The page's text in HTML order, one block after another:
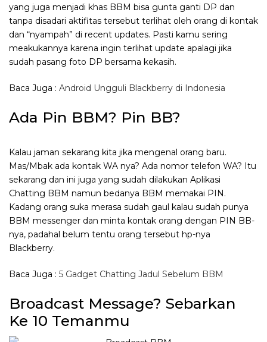
yang juga menjadi khas BBM bisa gunta ganti DP dan
tanpa disadari aktifitas tersebut terlihat oleh orang di kontak
dan “nyampah” di recent updates. Pasti kamu sering
meakukannya karena ingin terlihat update apalagi jika
sudah pasang foto DP bersama kekasih.
Baca Juga : Android Ungguli Blackberry di Indonesia
Ada Pin BBM? Pin BB?
Kalau jaman sekarang kita jika mengenal orang baru.
Mas/Mbak ada kontak WA nya? Ada nomor telefon WA? Itu
sekarang dan ini juga yang sudah dilakukan Aplikasi
Chatting BBM namun bedanya BBM memakai PIN.
Kadang orang suka merasa sudah gaul kalau sudah punya
BBM messenger dan minta kontak orang dengan PIN BB-
nya, padahal belum tentu orang tersebut hp-nya
Blackberry.
Baca Juga : 5 Gadget Chatting Jadul Sebelum BBM
Broadcast Message? Sebarkan
Ke 10 Temanmu